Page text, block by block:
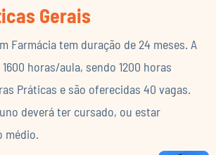
Gerais
Farmácia tem duração de 24 meses. A
horas/aula, sendo 1200 horas
Práticas e são oferecidas 40 vagas.
deverá ter cursado, ou estar
médio.